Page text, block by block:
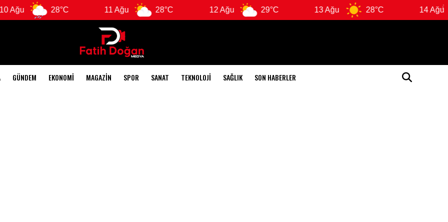
28°C 11 Ağu 28°C 12 Ağu 29°C 13 Ağu 28°C 14 Ağu
GÜNDEM EKONOMI MAGAZIN SPOR SANAT TEKNOLOJI SAĞLIK SON HABERLER